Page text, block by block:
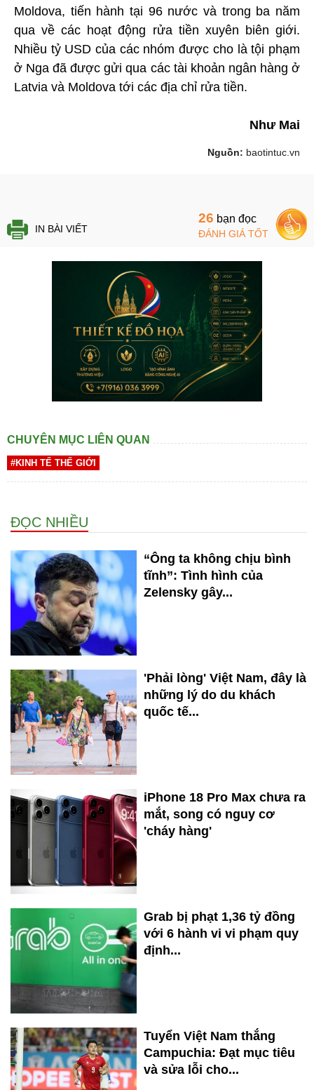
Moldova, tiến hành tại 96 nước và trong ba năm
qua về các hoạt động rửa tiền xuyên biên giới.
Nhiều tỷ USD của các nhóm được cho là tội phạm
ở Nga đã được gửi qua các tài khoản ngân hàng ở
Latvia và Moldova tới các địa chỉ rửa tiền.
Như Mai
Nguồn: baotintuc.vn
IN BÀI VIẾT
26 bạn đọc
ĐÁNH GIÁ TỐT
CHUYÊN MỤC LIÊN QUAN
#KINH TẾ THẾ GIỚI
ĐỌC NHIỀU
“Ông ta không chịu bình
tĩnh”: Tình hình của
Zelensky gây...
'Phải lòng' Việt Nam, đây là
những lý do du khách
quốc tế...
iPhone 18 Pro Max chưa ra
mắt, song có nguy cơ
'cháy hàng'
Grab bị phạt 1,36 tỷ đồng
với 6 hành vi vi phạm quy
định...
Tuyển Việt Nam thắng
Campuchia: Đạt mục tiêu
và sửa lỗi cho...